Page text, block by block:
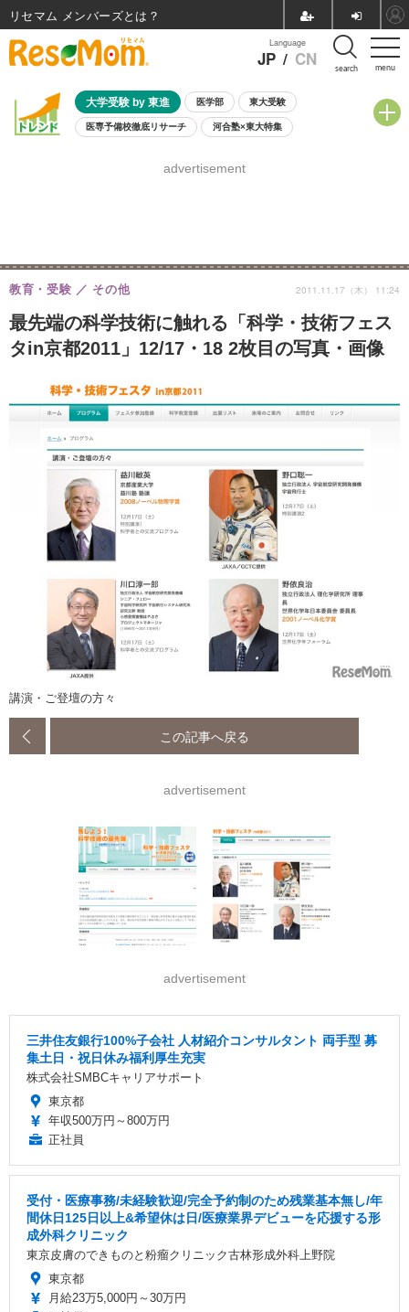
menu
Language
JP / CN search
大学受験 by 東進 医学部 東大受験
医専予備校徹底リサーチ 河合塾×東大特集
8月開催学校説明会・相談会
advertisement
最先端の科学技術に触れる「科学・技術フェス
タin京都2011」12/17・18 2枚目の写真・画像
教育・受験 その他 2011.11.17（木） 11:24
講演・ご登壇の方々
この記事へ戻る
advertisement
advertisement
三井住友銀行100%子会社 人材紹介コンサルタント 両手型 募
集土日・祝日休み福利厚生充実
株式会社SMBCキャリアサポート
東京都
年収500万円～800万円
正社員
受付・医療事務/未経験歓迎/完全予約制のため残業基本無し/年
間休日125日以上&希望休は日/医療業界デビューを応援する形
成外科クリニック
東京皮膚のできものと粉瘤クリニック古林形成外科上野院
東京都
月給23万5,000円～30万円
リセマム メンバーズ